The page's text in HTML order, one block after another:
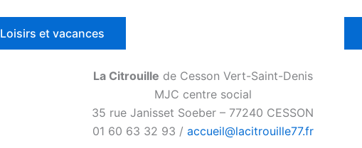
Loisirs et vacances
La Citrouille de Cesson Vert-Saint-Denis
MJC centre social
35 rue Janisset Soeber – 77240 CESSON
01 60 63 32 93 / accueil@lacitrouille77.fr